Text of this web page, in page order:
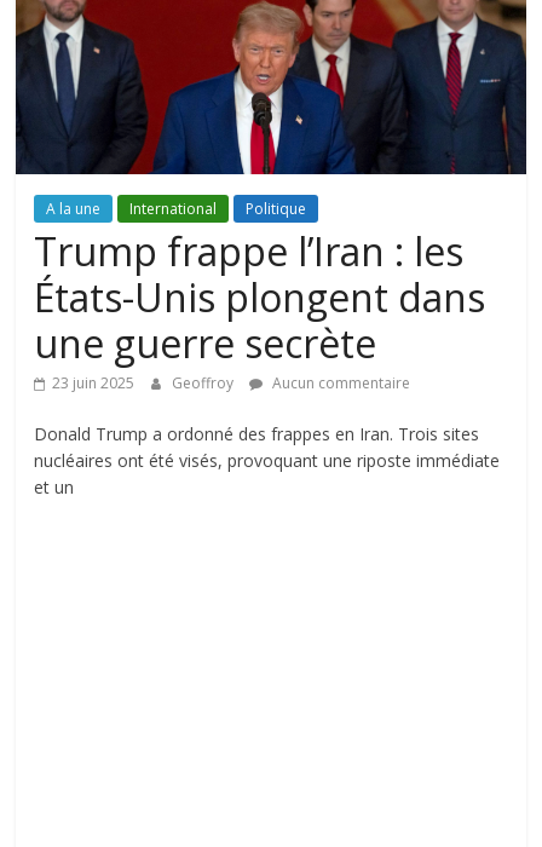
A la une International Politique
Trump frappe l’Iran : les
États-Unis plongent dans
une guerre secrète
23 juin 2025 Geoffroy Aucun commentaire
Donald Trump a ordonné des frappes en Iran. Trois sites
nucléaires ont été visés, provoquant une riposte immédiate
et un